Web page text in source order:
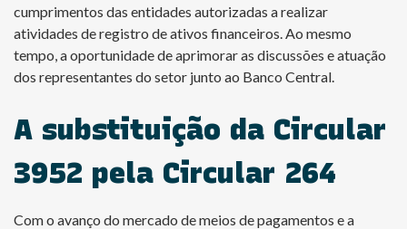
cumprimentos das entidades autorizadas a realizar
atividades de registro de ativos financeiros. Ao mesmo
tempo, a oportunidade de aprimorar as discussões e atuação
dos representantes do setor junto ao Banco Central.
A substituição da Circular
3952 pela Circular 264
Com o avanço do mercado de meios de pagamentos e a